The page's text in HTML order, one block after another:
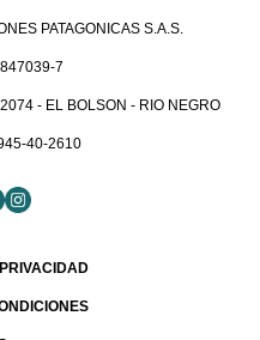
PATAGONICAS S.A.S.
7
- EL BOLSON - RIO NEGRO
40-2610